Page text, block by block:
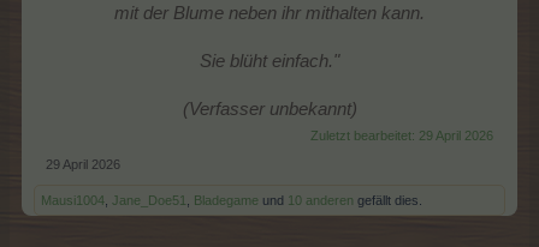
mit der Blume neben ihr mithalten kann.
Sie blüht einfach."
(Verfasser unbekannt)
Zuletzt bearbeitet: 29 April 2026
29 April 2026
Mausi1004 Jane_Doe51 Bladegame und 10 anderen gefällt dies.